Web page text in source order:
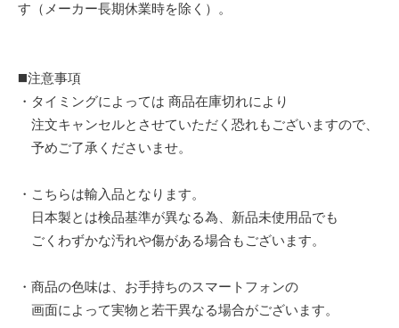
す（メーカー長期休業時を除く）。
◼️注意事項
・タイミングによっては 商品在庫切れにより
注文キャンセルとさせていただく恐れもございますので、
予めご了承くださいませ。
・こちらは輸入品となります。
日本製とは検品基準が異なる為、新品未使用品でも
ごくわずかな汚れや傷がある場合もございます。
・商品の色味は、お手持ちのスマートフォンの
画面によって実物と若干異なる場合がございます。